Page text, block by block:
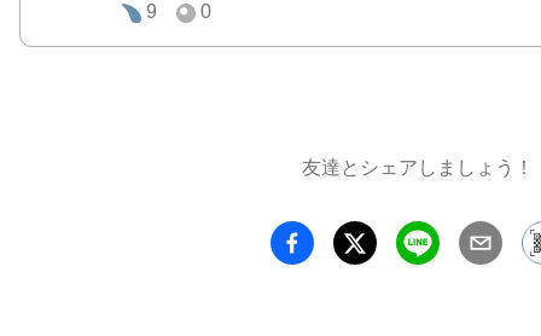
ファン
イス。
を得た
Kojiki-
9
0
友達とシェアしましょう！